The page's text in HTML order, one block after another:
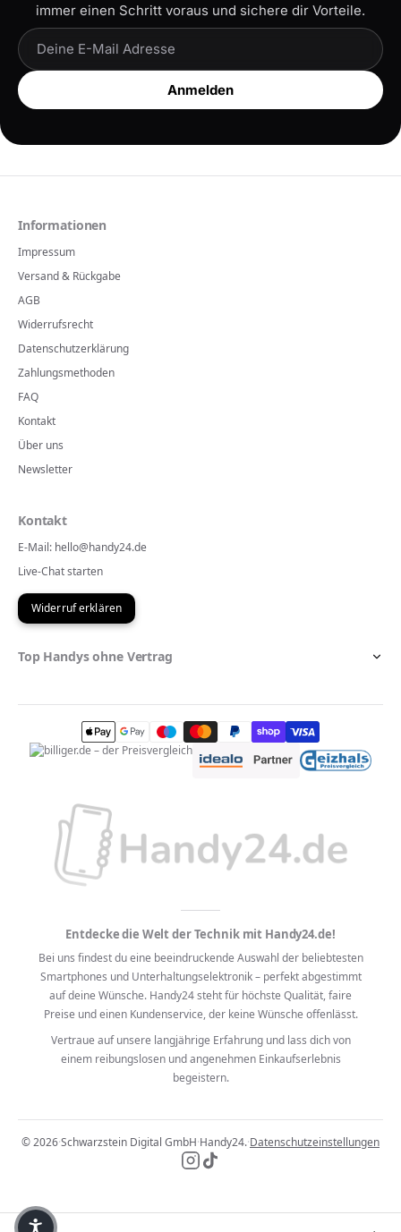
immer einen Schritt voraus und sichere dir Vorteile.
Anmelden
Informationen
Impressum
Versand & Rückgabe
AGB
Widerrufsrecht
Datenschutzerklärung
Zahlungsmethoden
FAQ
Kontakt
Über uns
Newsletter
Kontakt
E-Mail: hello@handy24.de
Live-Chat starten
Widerruf erklären
Top Handys ohne Vertrag
Entdecke die Welt der Technik mit Handy24.de!
Bei uns findest du eine beeindruckende Auswahl der beliebtesten
Smartphones und Unterhaltungselektronik – perfekt abgestimmt
auf deine Wünsche. Handy24 steht für höchste Qualität, faire
Preise und einen Kundenservice, der keine Wünsche offenlässt.
Vertraue auf unsere langjährige Erfahrung und lass dich von
einem reibungslosen und angenehmen Einkaufserlebnis
begeistern.
© 2026·Schwarzstein Digital GmbH·Handy24.·Datenschutzeinstellungen